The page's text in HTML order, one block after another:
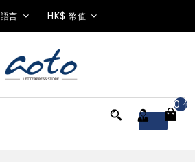
語言 HK$ 幣值
0